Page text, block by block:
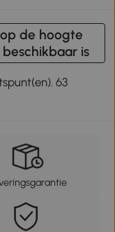
de hoogte
is
63